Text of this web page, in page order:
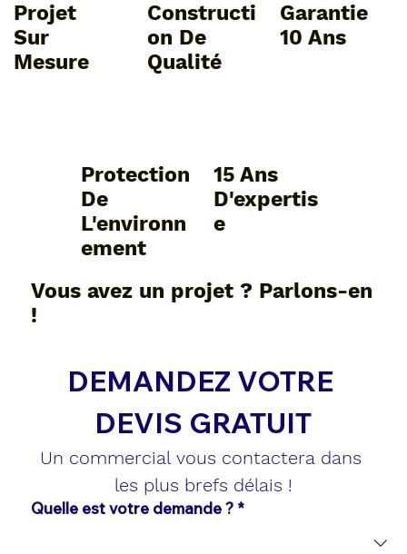
Projet
Sur
Mesure
Constructi
On De
Qualité
Garantie
10 Ans
Protection
De
L'environn
Ement
15 Ans
D'expertis
E
Vous avez un projet ? Parlons-en
!
DEVIS GRATUIT
Un commercial vous contactera dans
les plus brefs délais !
Quelle est votre demande ? *